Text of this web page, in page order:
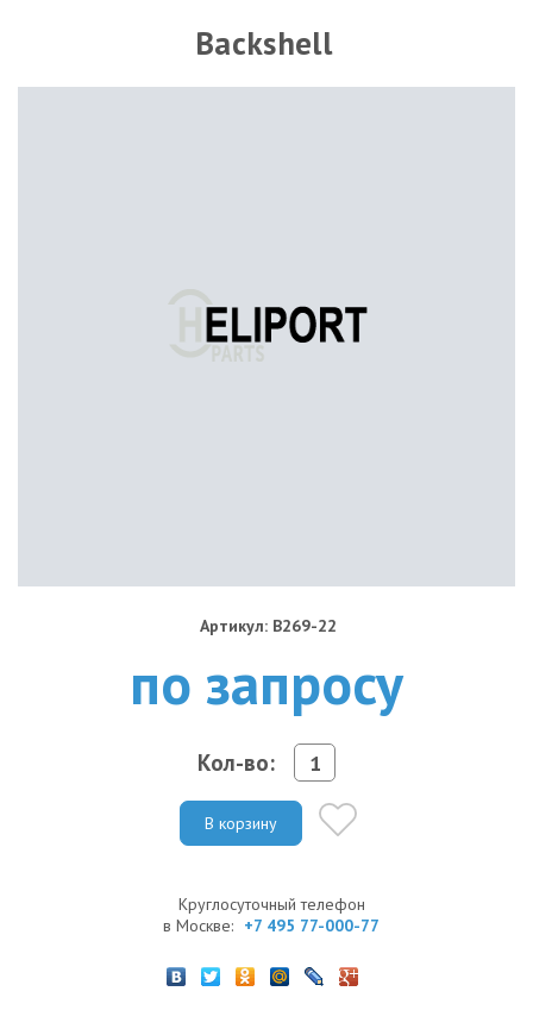
Backshell
Артикул: B269-22
по запросу
Кол-во:
В корзину
Круглосуточный телефон
в Москве: +7 495 77-000-77